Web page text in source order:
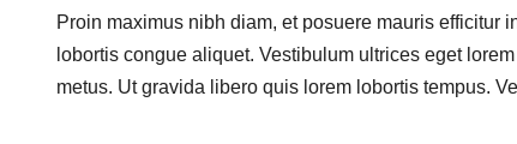
Proin maximus nibh diam, et posuere mauris efficitur
lobortis congue aliquet. Vestibulum ultrices eget
metus. Ut gravida libero quis lorem lobortis tempus.